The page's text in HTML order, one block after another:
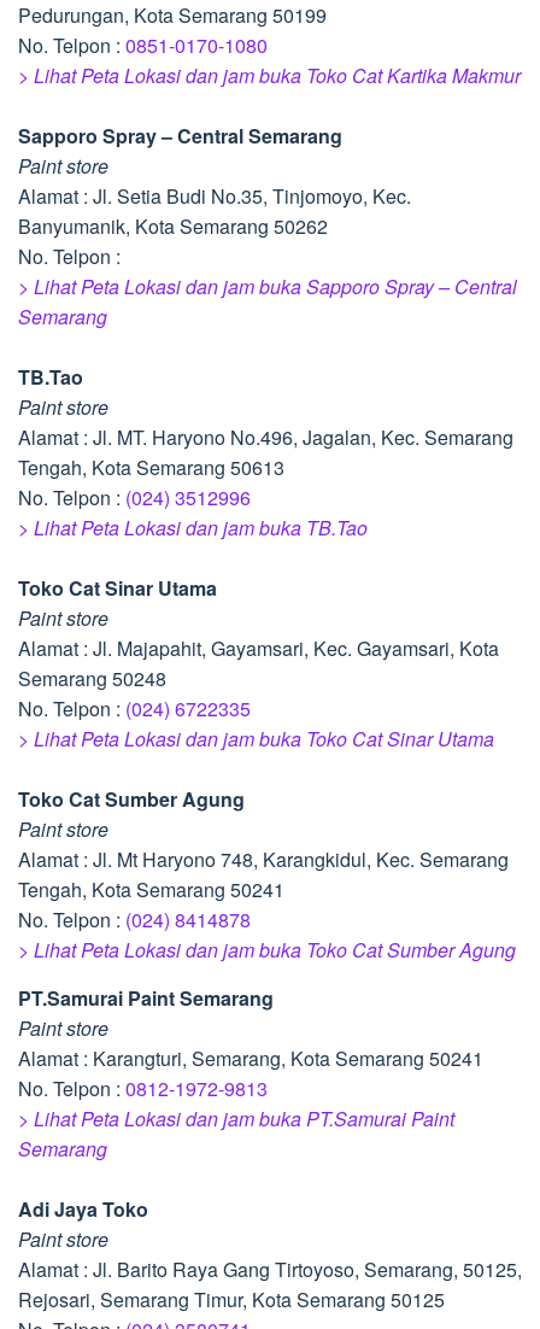
Pedurungan, Kota Semarang 50199
No. Telpon : 0851-0170-1080
> Lihat Peta Lokasi dan jam buka Toko Cat Kartika Makmur
Sapporo Spray – Central Semarang
Paint store
Alamat : Jl. Setia Budi No.35, Tinjomoyo, Kec.
Banyumanik, Kota Semarang 50262
No. Telpon :
> Lihat Peta Lokasi dan jam buka Sapporo Spray – Central
Semarang
TB.Tao
Paint store
Alamat : Jl. MT. Haryono No.496, Jagalan, Kec. Semarang
Tengah, Kota Semarang 50613
No. Telpon : (024) 3512996
> Lihat Peta Lokasi dan jam buka TB.Tao
Toko Cat Sinar Utama
Paint store
Alamat : Jl. Majapahit, Gayamsari, Kec. Gayamsari, Kota
Semarang 50248
No. Telpon : (024) 6722335
> Lihat Peta Lokasi dan jam buka Toko Cat Sinar Utama
Toko Cat Sumber Agung
Paint store
Alamat : Jl. Mt Haryono 748, Karangkidul, Kec. Semarang
Tengah, Kota Semarang 50241
No. Telpon : (024) 8414878
> Lihat Peta Lokasi dan jam buka Toko Cat Sumber Agung
PT.Samurai Paint Semarang
Paint store
Alamat : Karangturi, Semarang, Kota Semarang 50241
No. Telpon : 0812-1972-9813
> Lihat Peta Lokasi dan jam buka PT.Samurai Paint
Semarang
Adi Jaya Toko
Paint store
Alamat : Jl. Barito Raya Gang Tirtoyoso, Semarang, 50125,
Rejosari, Semarang Timur, Kota Semarang 50125